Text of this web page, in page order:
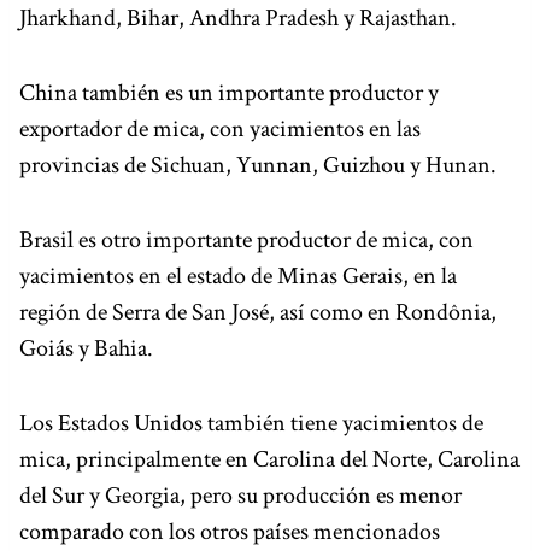
Jharkhand, Bihar, Andhra Pradesh y Rajasthan.
China también es un importante productor y
exportador de mica, con yacimientos en las
provincias de Sichuan, Yunnan, Guizhou y Hunan.
Brasil es otro importante productor de mica, con
yacimientos en el estado de Minas Gerais, en la
región de Serra de San José, así como en Rondônia,
Goiás y Bahia.
Los Estados Unidos también tiene yacimientos de
mica, principalmente en Carolina del Norte, Carolina
del Sur y Georgia, pero su producción es menor
comparado con los otros países mencionados